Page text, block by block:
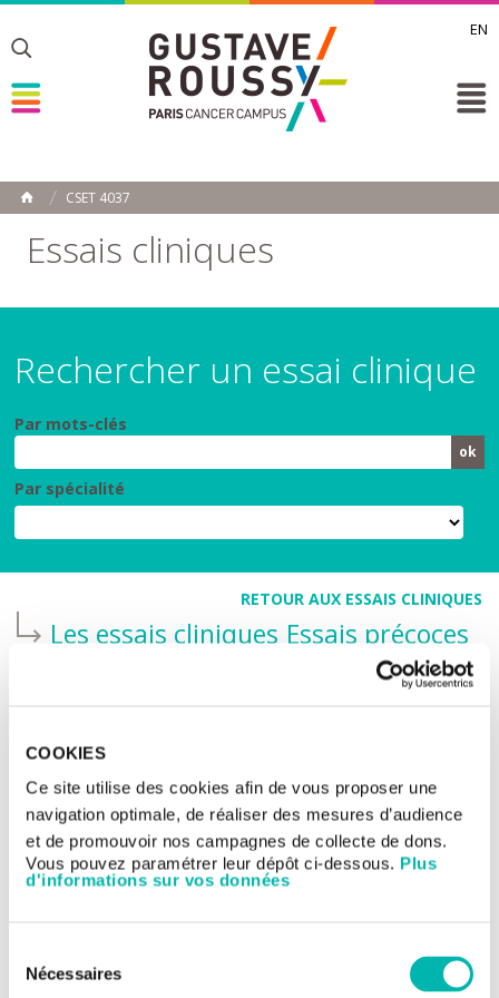
COOKIES
Ce site utilise des cookies afin de vous proposer une
navigation optimale, de réaliser des mesures d’audience
et de promouvoir nos campagnes de collecte de dons.
Vous pouvez paramétrer leur dépôt ci-dessous. Plus
d'informations sur vos données
Nécessaires
EN
Toggle
Toggle
ACCUEIL
CSET 4037
Essais cliniques
Rechercher un essai clinique
Par mots-clés
Par spécialité
Les essais cliniques Essais précoces
RETOUR AUX ESSAIS CLINIQUES
Nouveau traitement ciblé
cancers avancés
TITRE DE L'ÉTUDE:
Etude de phase I, multicentrique, en ouvert, visant à
évaluer la sécurité d'emploi, la tolérance, la dosimétrie
et l'efficacité préliminaire du [177Lu]Lu-NNS309 chez